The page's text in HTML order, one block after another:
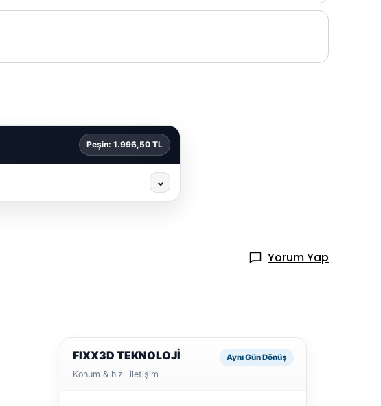
Peşin: 1.996,50 TL
⌄
Yorum Yap
FIXX3D TEKNOLOJİ
Konum & hızlı iletişim
Aynı Gün Dönüş